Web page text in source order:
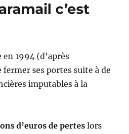
.tel
c’est
en 1994 (d’après
fermer ses portes suite à de
imputables à la
d’euros de pertes lors